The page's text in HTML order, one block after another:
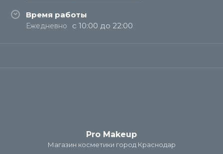
Время работы
Ежедневно с 10:00 до 22:00
Pro Makeup
Магазин косметики город Краснодар